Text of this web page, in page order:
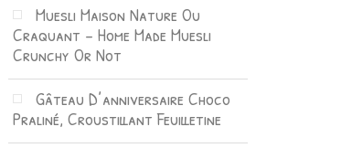
Muesli Maison Nature Ou
Craquant – Home Made Muesli
Crunchy Or Not
Gâteau D’anniversaire Choco
Praliné, Croustillant Feuilletine